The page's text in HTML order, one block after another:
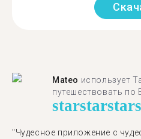
Mateo использует
путешествовать по
starstarstar
"Чудесное приложение с